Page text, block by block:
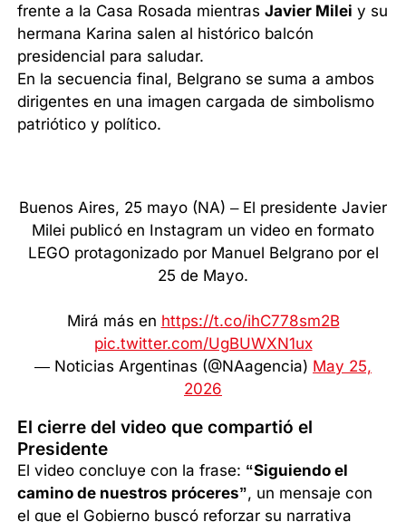
frente a la Casa Rosada mientrasJavier Milei y su
hermana Karina salen al histórico balcón
presidencial para saludar.
En la secuencia final, Belgrano se suma a ambos
dirigentes en una imagen cargada de simbolismo
patriótico y político.
Buenos Aires, 25 mayo (NA) – El presidente Javier
Milei publicó en Instagram un video en formato
LEGO protagonizado por Manuel Belgrano por el
25 de Mayo.
Mirá más en https://t.co/ihC778sm2B
pic.twitter.com/UgBUWXN1ux
— Noticias Argentinas (@NAagencia) May 25,
2026
El cierre del video que compartió el
Presidente
El video concluye con la frase: “Siguiendo el
camino de nuestros próceres”, un mensaje con
el que el Gobierno buscó reforzar su narrativa